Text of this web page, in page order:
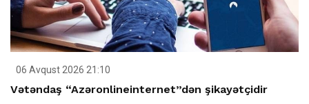
06 Avqust 2026 21:10
Vətəndaş “Azəronlineinternet”dən şikayətçidir